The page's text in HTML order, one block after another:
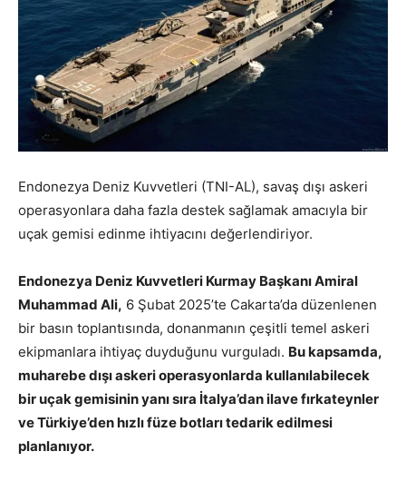
Endonezya Deniz Kuvvetleri (TNI-AL), savaş dışı askeri
operasyonlara daha fazla destek sağlamak amacıyla bir
uçak gemisi edinme ihtiyacını değerlendiriyor.
Endonezya Deniz Kuvvetleri Kurmay Başkanı Amiral
Muhammad Ali, 6 Şubat 2025’te Cakarta’da düzenlenen
bir basın toplantısında, donanmanın çeşitli temel askeri
ekipmanlara ihtiyaç duyduğunu vurguladı. Bu kapsamda,
muharebe dışı askeri operasyonlarda kullanılabilecek
bir uçak gemisinin yanı sıra İtalya’dan ilave fırkateynler
ve Türkiye’den hızlı füze botları tedarik edilmesi
planlanıyor.